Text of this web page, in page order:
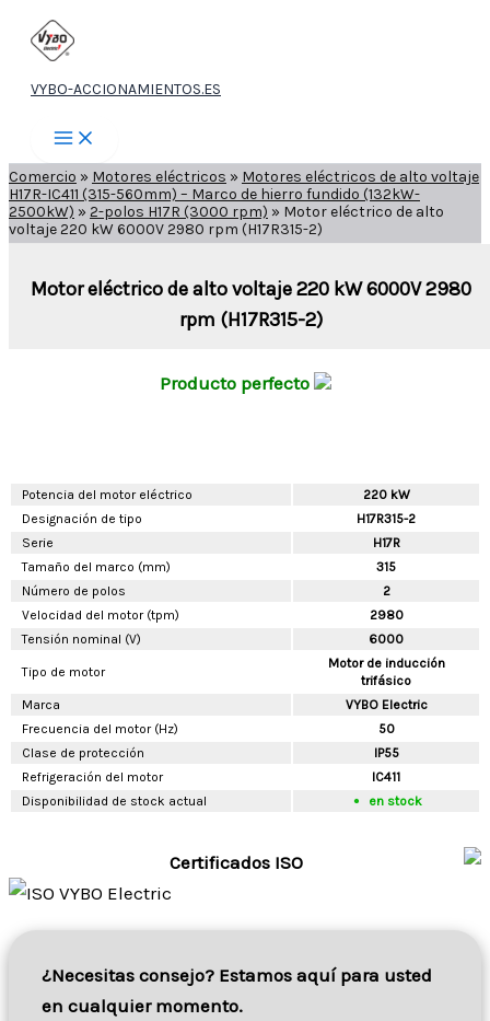
contenido
VYBO-ACCIONAMIENTOS.ES
Comercio » Motores eléctricos » Motores eléctricos de alto voltaje
H17R-IC411 (315-560mm) – Marco de hierro fundido (132kW-
2500kW) » 2-polos H17R (3000 rpm) » Motor eléctrico de alto
voltaje 220 kW 6000V 2980 rpm (H17R315-2)
Motor eléctrico de alto voltaje 220 kW 6000V 2980
rpm (H17R315-2)
Producto perfecto
Potencia del motor eléctrico
220 kW
Designación de tipo
H17R315-2
Serie
H17R
Tamaño del marco (mm)
315
Número de polos
2
Velocidad del motor (tpm)
2980
Tensión nominal (V)
6000
Tipo de motor
Motor de inducción
trifásico
Marca
VYBO Electric
Frecuencia del motor (Hz)
50
Clase de protección
IP55
Refrigeración del motor
IC411
Disponibilidad de stock actual
en stock
Certificados ISO
¿Necesitas consejo? Estamos aquí para usted
en cualquier momento.